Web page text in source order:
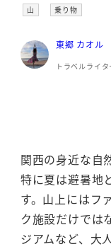
カテゴリー
山 カテゴリー
乗り物
東郷 カオル
トラベルライタ
関西の身近な自
特に夏は避暑地
す。山上にはフ
ク施設だけでは
ジアムなど、大